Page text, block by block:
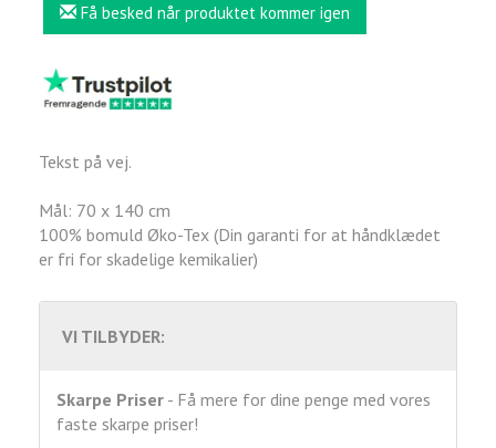
Få besked når produktet kommer igen
Tekst på vej.
Mål: 70 x 140 cm
100% bomuld Øko-Tex (Din garanti for at håndklædet
er fri for skadelige kemikalier)
VI TILBYDER:
Skarpe Priser - Få mere for dine penge med vores
faste skarpe priser!